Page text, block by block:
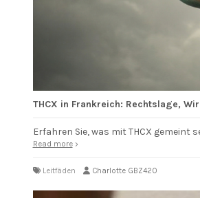
THCX in Frankreich: Rechtslage,
Erfahren Sie, was mit THCX
Read more
Leitfäden Charlotte GBZ420